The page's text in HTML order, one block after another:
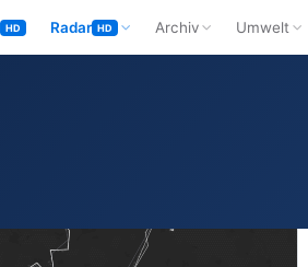
HD Radar HD Archiv Umwelt